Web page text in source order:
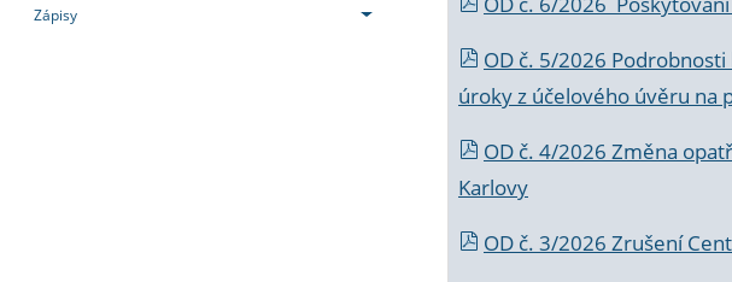
Zápisy
OD č. 5/2026
úroky z účelového úvěru na
OD č. 4/2026 Změna
Karlovy
OD č. 3/2026 Zrušení